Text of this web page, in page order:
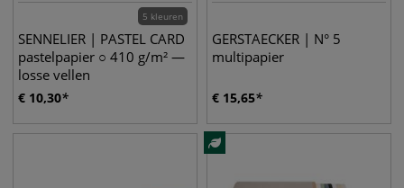
5 kleuren
SENNELIER | PASTEL CARD
pastelpapier ○ 410 g/m² —
losse vellen
€ 10,30
GERSTAECKER | N° 5
multipapier
€ 15,65